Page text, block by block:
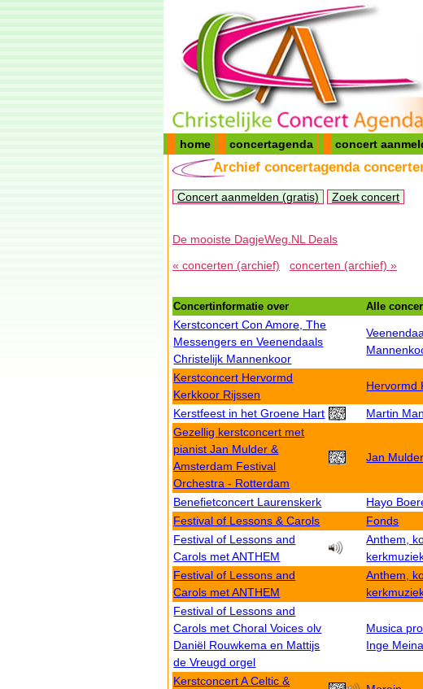
home concertagenda concert
Archief concertagenda
Concert aanmelden (gratis) Zoek concert
De mooiste DagjeWeg.NL Deals
« concerten (archief)
concerten (archief) »
Concertinformatie over Alle
Kerstconcert Con Amore, The
Messengers en Veenendaals
Christelijk Mannenkoor
Kerstconcert Hervormd
Kerkkoor Rijssen
Hervormd
Kerstfeest in het Groene Hart Martin
Gezellig kerstconcert met
pianist Jan Mulder &
Amsterdam Festival
Orchestra - Rotterdam
Jan Mulder
Benefietconcert Laurenskerk Hayo
Festival of Lessons & Carols
Fonds
Festival of Lessons and
Carols met ANTHEM
Anthem,
Festival of Lessons and
Carols met ANTHEM
Anthem,
Festival of Lessons and
Carols met Choral Voices olv
Daniël Rouwkema en Mattijs
de Vreugd orgel
Musica
Inge
Kerstconcert A Celtic &